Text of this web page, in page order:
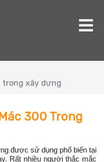
trong xây dựng
300 Trong
được sử dụng phổ biến tại
Rất nhiều người thắc mắc